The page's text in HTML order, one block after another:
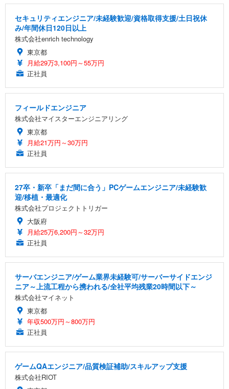
セキュリティエンジニア/未経験歓迎/資格取得支援/土日祝休
み/年間休日120日以上
株式会社enrich technology
東京都
月給29万3,100円～55万円
正社員
フィールドエンジニア
株式会社マイスターエンジニアリング
東京都
月給21万円～30万円
正社員
27卒・新卒「まだ間に合う」PCゲームエンジニア/未経験歓
迎/移植・最適化
株式会社プロジェクトトリガー
大阪府
月給25万6,200円～32万円
正社員
サーバエンジニア/ゲーム業界未経験可/サーバーサイドエンジ
ニア～上流工程から携われる/全社平均残業20時間以下～
株式会社マイネット
東京都
年収500万円～800万円
正社員
ゲームQAエンジニア/品質検証補助/スキルアップ支援
株式会社RIOT